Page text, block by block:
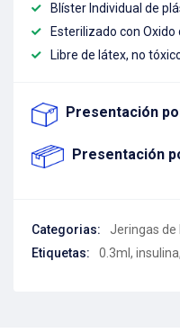
Blíster Individual de
Esterilizado con Oxido
Libre de látex, no
Presentación
Presentación
Categorias: Jeringas de
Etiquetas:
0.3ml , insulina,